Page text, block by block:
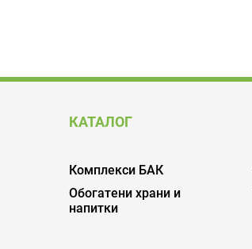
КАТАЛОГ
Комплекси БАК
Обогатени храни и
напитки